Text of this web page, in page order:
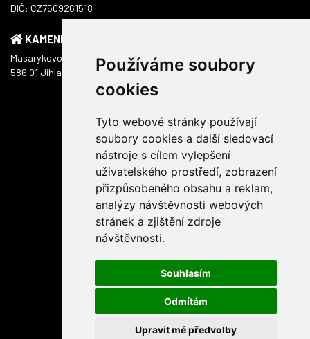
Používáme soubory
cookies
Tyto webové stránky používají
soubory cookies a další sledovací
nástroje s cílem vylepšení
uživatelského prostředí, zobrazení
přizpůsobeného obsahu a reklam,
analýzy návštěvnosti webových
stránek a zjištění zdroje
návštěvnosti.
Souhlasím
Odmítám
Upravit mé předvolby
DIČ: CZ7509261518
KAMENNÁ PRODEJNA
Masarykovo náměstí 1217/51
586 01 Jihlava